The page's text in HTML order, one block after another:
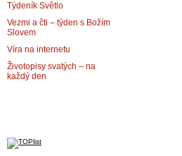
Týdeník Světlo
Vezmi a čti – týden s Božím
Slovem
Víra na internetu
Životopisy svatých – na
každý den